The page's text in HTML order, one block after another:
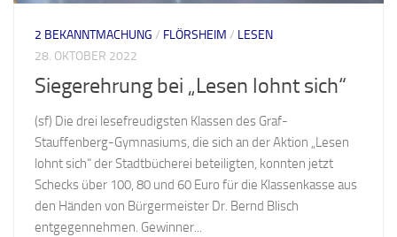
2 BEKANNTMACHUNG / FLÖRSHEIM / LESEN
28. OKTOBER 2022
Siegerehrung bei „Lesen lohnt sich“
(sf) Die drei lesefreudigsten Klassen des Graf-
Stauffenberg-Gymnasiums, die sich an der Aktion „Lesen
lohnt sich“ der Stadtbücherei beteiligten, konnten jetzt
Schecks über 100, 80 und 60 Euro für die Klassenkasse aus
den Händen von Bürgermeister Dr. Bernd Blisch
entgegennehmen. Gewinner...